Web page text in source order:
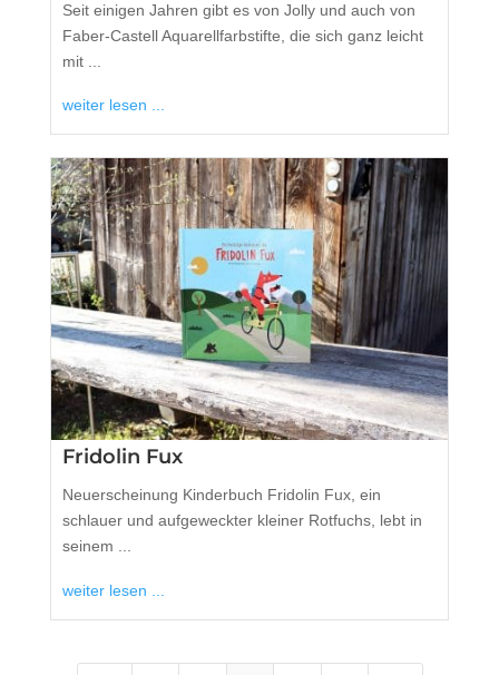
Seit einigen Jahren gibt es von Jolly und auch von
Faber-Castell Aquarellfarbstifte, die sich ganz leicht
mit ...
weiter lesen ...
Fridolin Fux
Neuerscheinung Kinderbuch Fridolin Fux, ein
schlauer und aufgeweckter kleiner Rotfuchs, lebt in
seinem ...
weiter lesen ...